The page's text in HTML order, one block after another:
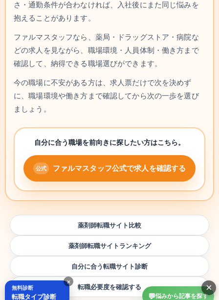
さ・通勤条件が合わなければ、入社後にまた同じ悩みを
抱えることがあります。
ファルマスタッフなら、薬局・ドラッグストア・病院な
どの求人を見ながら、職場環境・人員体制・働き方まで
確認して、納得できる職場選びができます。
今の職場に不安がある方は、求人票だけで次を決めず
に、職場環境や働き方まで確認してから次の一歩を選び
ましょう。
自分に合う職場を前向きに探したい方はこちら。
ファルマスタッフ公式で求人を確認する
薬剤師転職サイト比較
薬剤師転職サイトランキング
自分に合う転職サイト診断
転職必要度を確認する
💬悩みから記事を探す
×
×
無料診断
転職タイプ診断